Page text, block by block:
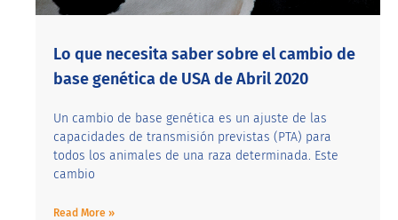
Lo que necesita saber sobre el cambio de
base genética de USA de Abril 2020
Un cambio de base genética es un ajuste de las
capacidades de transmisión previstas (PTA) para
todos los animales de una raza determinada. Este
cambio
Read More »